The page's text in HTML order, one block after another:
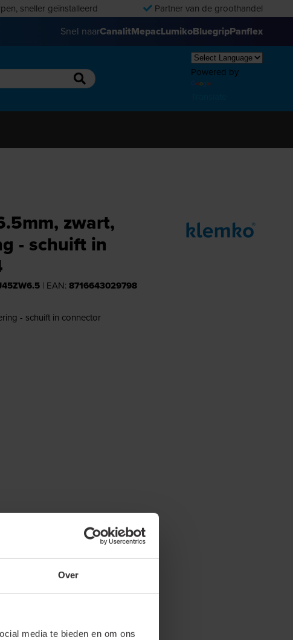
Over
media te bieden en om ons
sneller geïnstalleerd Partner van de groothandel
Snel naarCanalitMepacLumikoBluegripPanflex
Powered by
zwart,
- schuift in
| EAN: 8716643029798
- schuift in connector
bij de volgende shop(s). Selecteer de